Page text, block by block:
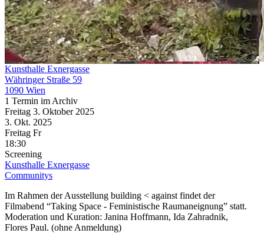
Kunsthalle Exnergasse
Währinger Straße 59
1090 Wien
1 Termin im Archiv
Freitag 3. Oktober 2025
3. Okt. 2025
Freitag Fr
18:30
Screening
Kunsthalle Exnergasse
Communitys
Im Rahmen der Ausstellung building < against findet der
Filmabend “Taking Space - Feministische Raumaneignung” statt.
Moderation und Kuration: Janina Hoffmann, Ida Zahradnik,
Flores Paul. (ohne Anmeldung)